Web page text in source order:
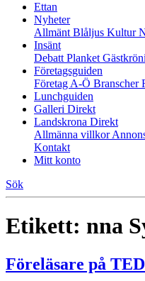
Ettan
Nyheter
Allmänt Blåljus Kultur
Insänt
Debatt Planket
Företagsguiden
Företag A-Ö Branscher
Lunchguiden
Galleri Direkt
Landskrona Direkt
Allmänna villkor
Kontakt
Mitt konto
Sök
Etikett: nna
Föreläsare på